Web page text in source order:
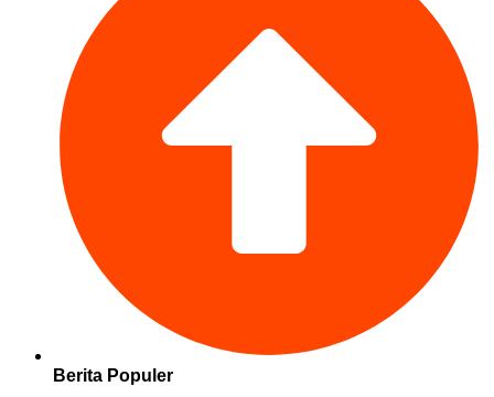
Berita Populer